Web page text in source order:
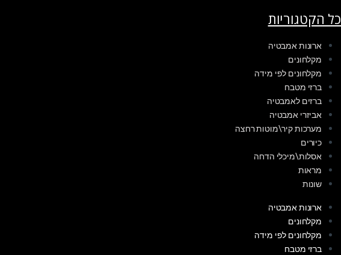
כל הקטגוריות
ארונות אמבטיה
מקלחונים
מקלחונים לפי מידה
ברזי מטבח
ברזים לאמבטיה
אביזרי אמבטיה
מערכות קיר\מוטות רחצה
כיורים
אסלות\מיכלי הדחה
מראות
שונות
ארונות אמבטיה
מקלחונים
מקלחונים לפי מידה
ברזי מטבח